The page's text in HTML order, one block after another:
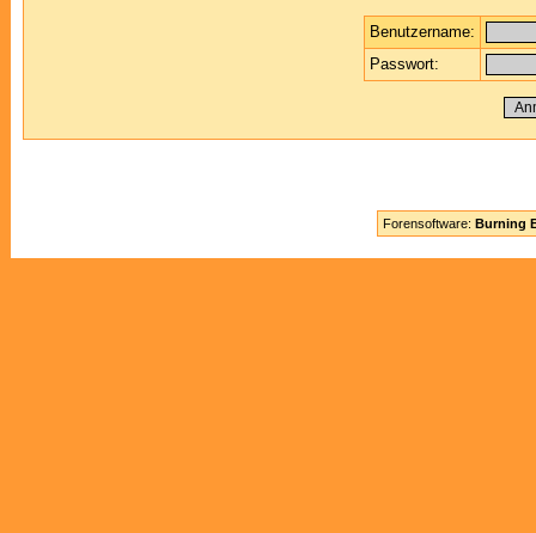
Benutzername:
Passwort:
Forensoftware: Burning